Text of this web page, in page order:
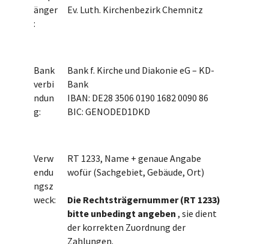
änger
:
Ev. Luth. Kirchenbezirk Chemnitz
Bank
verbi
ndun
g:
Bank f. Kirche und Diakonie eG – KD-
Bank
IBAN: DE28 3506 0190 1682 0090 86
BIC: GENODED1DKD
Verw
endu
ngsz
weck:
RT 1233, Name + genaue Angabe
wofür (Sachgebiet, Gebäude, Ort)
Die Rechtsträgernummer (RT 1233)
bitte unbedingt angeben , sie dient
der korrekten Zuordnung der
Zahlungen.